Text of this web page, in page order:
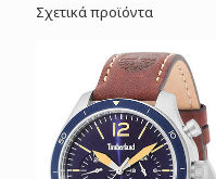
Σχετικά προϊόντα